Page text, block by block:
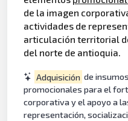
de la imagen
actividades de
articulación territorial
del norte de antioquia.
Adquisición de
promocionales para el
corporativa y el apoyo a
representación,